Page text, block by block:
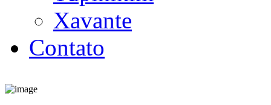
Xavante
Contato